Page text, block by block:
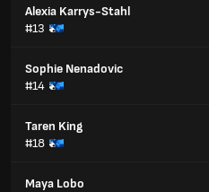
Alexia Karrys-Stahl
#13
Sophie Nenadovic
#14
Taren King
#18
Maya Lobo